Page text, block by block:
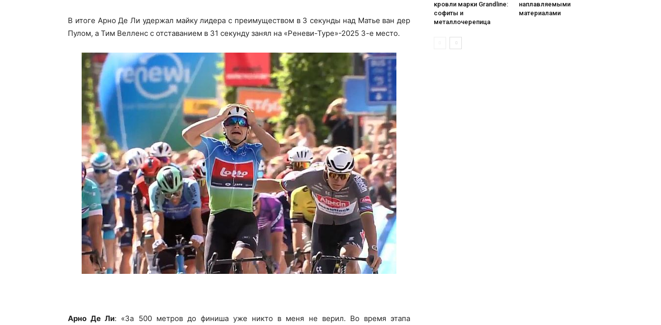
В итоге Арно Де Ли удержал майку лидера с преимуществом в 3 секунды над Матье ван дер
Пулом, а Тим Велленс с отставанием в 31 секунду занял на «Реневи-Туре»-2025 3-е место.
Арно Де Ли: «За 500 метров до финиша уже никто в меня не верил. Во время этапа
кровли марки Grandline:
софиты и
металлочерепица
наплавляемыми
материалами